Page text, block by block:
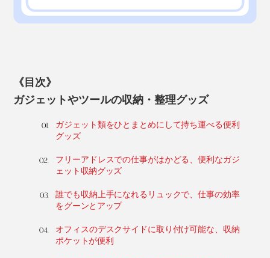
《目次》
ガジェットやツールの収納・整理グッズ
ガジェット類をひとまとめにして持ち運べる便利
グッズ
フリーアドレスでの仕事がはかどる、便利なガジ
ェット収納グッズ
誰でも収納上手になれるリュックで、仕事の効率
をグーンとアップ
オフィスのデスクサイドに取り付け可能な、収納
ポケットが便利